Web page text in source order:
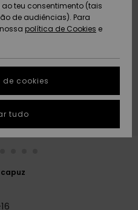
de
para
mais
teu consentimento (tais
de audiências). Para
política de Cookies e
de cookies
tudo